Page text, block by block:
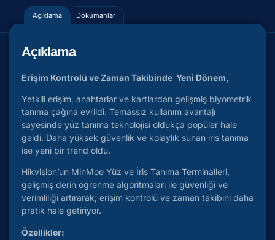
Açıklama Dökümanlar
Açıklama
Erişim Kontrolü ve Zaman Takibinde Yeni Dönem,
Yetkili erişim, anahtarlar ve kartlardan gelişmiş biyometrik
tanıma çağına evrildi. Temassız kullanım avantajı
sayesinde yüz tanıma teknolojisi oldukça popüler hale
geldi. Daha yüksek güvenlik ve kolaylık sunan iris tanıma
ise yeni bir trend oldu.
Hikvision’un MinMoe Yüz ve İris Tanıma Terminalleri,
gelişmiş derin öğrenme algoritmaları ile güvenliği ve
verimliliği artırarak, erişim kontrolü ve zaman takibini daha
pratik hale getiriyor.
Özellikler: